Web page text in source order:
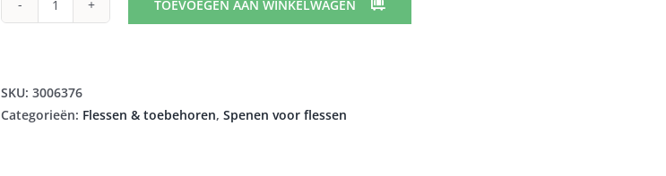
DIFRAX
TOEVOEGEN AAN WINKELWAGEN
SKU: 3006376
Categorieën: Flessen & toebehoren, Spenen voor flessen